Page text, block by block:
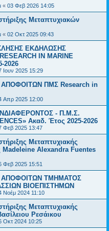
« 03 Φεβ 2026 14:05
Μεταπτυχιακών
« 02 Οκτ 2025 09:43
ΕΚΔΗΛΩΣΗΣ
IN MARINE
2026
Ιουν 2025 15:29
ΠΜΣ Research in
Απρ 2025 12:00
- Π.Μ.Σ.
Ακαδ. Έτος 2025-2026
Φεβ 2025 13:47
Μεταπτυχιακής
Madeleine Alexandra Fuentes
Φεβ 2025 15:51
ΤΜΗΜΑΤΟΣ
ΒΙΟΕΠΙΣΤΗΜΩΝ
Νοέμ 2024 11:10
Μεταπτυχιακής
Ρεσάικου
Οκτ 2024 10:25